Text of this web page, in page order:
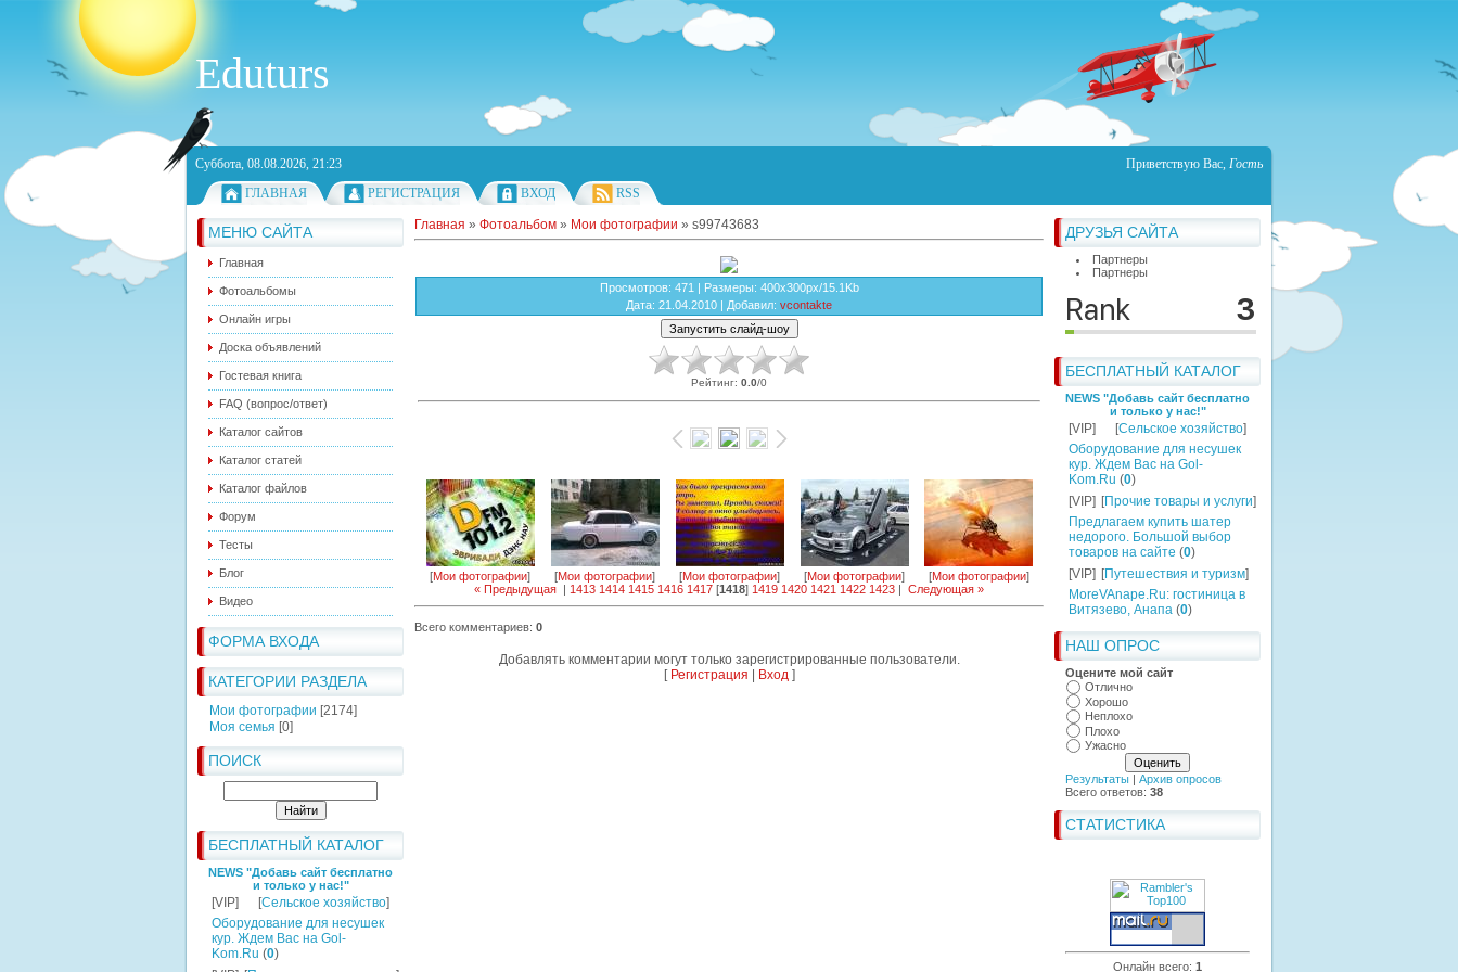
Eduturs
Суббота, 08.08.2026, 21:23 Приветствую Вас, Гость
ГЛАВНАЯ
РЕГИСТРАЦИЯ ВХОД RSS
МЕНЮ САЙТА
Главная
Фотоальбомы
Онлайн игры
Доска объявлений
Гостевая книга
FAQ (вопрос/ответ)
Каталог сайтов
Каталог статей
Каталог файлов
Форум
Тесты
Блог
Видео
ФОРМА ВХОДА
КАТЕГОРИИ РАЗДЕЛА
Мои фотографии [2174]
Моя семья [0]
ПОИСК
БЕСПЛАТНЫЙ КАТАЛОГ
NEWS "Добавь сайт бесплатно
и только у нас!"
[VIP] [Сельское хозяйство]
Оборудование для несушек
кур. Ждем Вас на Gol-
Kom.Ru (0)
ДРУЗЬЯ САЙТА
Партнеры
Партнеры
БЕСПЛАТНЫЙ КАТАЛОГ
NEWS "Добавь сайт бесплатно
и только у нас!"
[VIP] [Сельское хозяйство]
Оборудование для несушек
кур. Ждем Вас на Gol-
Kom.Ru (0)
[VIP] [Прочие товары и услуги]
Предлагаем купить шатер
недорого. Большой выбор
товаров на сайте (0)
[VIP] [Путешествия и туризм]
MoreVAnape.Ru: гостиница в
Витязево, Анапа (0)
НАШ ОПРОС
Оцените мой сайт
Отлично
Хорошо
Неплохо
Плохо
Ужасно
Результаты | Архив опросов
Всего ответов: 38
СТАТИСТИКА
Онлайн всего: 1
Главная » Фотоальбом » Мои фотографии » s99743683
Просмотров: 471 | Размеры: 400x300px/15.1Kb
Дата: 21.04.2010 | Добавил: vcontakte
Рейтинг: 0.0/0
[Мои фотографии] [Мои фотографии] [Мои фотографии] [Мои фотографии] [Мои фотографии]
« Предыдущая | 1413 1414 1415 1416 1417 [1418] 1419 1420 1421 1422 1423 | Следующая »
Всего комментариев: 0
Добавлять комментарии могут только зарегистрированные пользователи.
[ Регистрация Вход]